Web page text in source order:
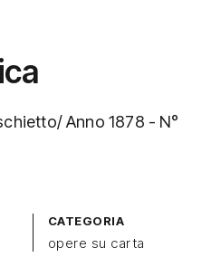
Anno 1878 - N°
CATEGORIA
opere su carta